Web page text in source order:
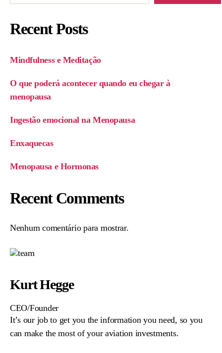
Recent Posts
Mindfulness e Meditação
O que poderá acontecer quando eu chegar à
menopausa
Ingestão emocional na Menopausa
Enxaquecas
Menopausa e Hormonas
Recent Comments
Nenhum comentário para mostrar.
Kurt Hegge
CEO/Founder
It’s our job to get you the information you need, so you
can make the most of your aviation investments.